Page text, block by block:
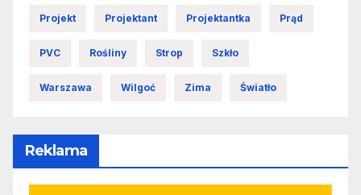
Projekt Projektant Projektantka Prąd
PVC Rośliny Strop Szkło
Warszawa Wilgoć Zima Światło
Reklama